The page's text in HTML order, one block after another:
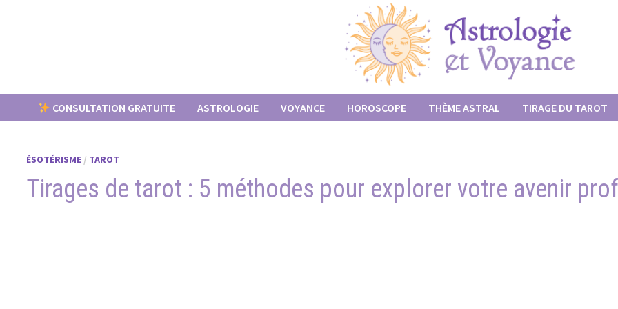
CONSULTATION GRATUITE ASTROLOGIE VOYANCE HOROSCOPE THÈME ASTRAL TIRAGE DU TAROT
ÉSOTÉRISME / TAROT
Tirages de tarot : 5 méthodes pour explorer votre avenir